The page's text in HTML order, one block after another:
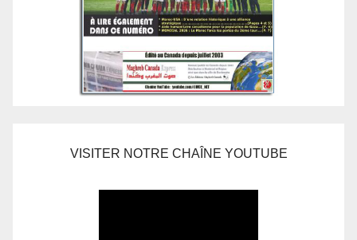
VISITER NOTRE CHAÎNE YOUTUBE